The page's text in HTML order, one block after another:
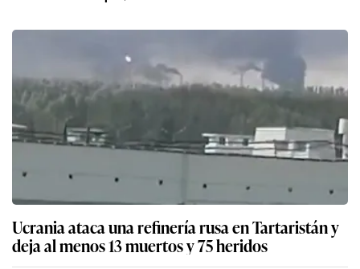
Ucrania ataca una refinería rusa en Tartaristán y
deja al menos 13 muertos y 75 heridos